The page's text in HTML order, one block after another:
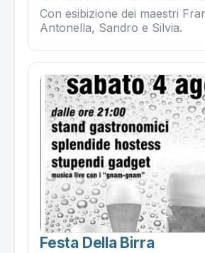
Con esibizione dei maestri
Antonella, Sandro e Silvia.
Festa Della Birra